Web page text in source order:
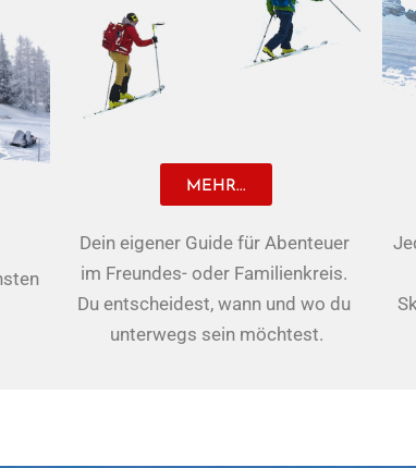
MEHR...
Dein eigener Guide für Abenteuer
im Freundes- oder Familienkreis.
Du entscheidest, wann und wo du
unterwegs sein möchtest.